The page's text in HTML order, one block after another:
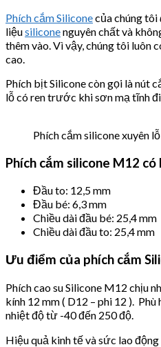
Phích cắm Siliconecủa chúng tôi
liệusiliconenguyên chất và
thêm vào. Vì vậy, chúng tôi luôn
cao.
Phích bịt Silicone còn gọi là nút
lỗ có ren trước khi sơn mạ tĩnh
Phích cắm silicone xuyên
Phích cắm silicone M12
Đầu to: 12,5 mm
Đầu bé: 6,3 mm
Chiều dài đầu bé: 25,4 mm
Chiều dài đầu to: 25,4 mm
Ưu điểm của phích cắm
Phích cao su Silicone M12 chịu
kính 12 mm ( D12 – phi 12 ).
nhiệt độ từ -40 đến 250 độ.
Hiệu quả kinh tế và sức lao